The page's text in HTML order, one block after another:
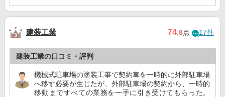
建装工業 74.8点 17件
建装工業の口コミ・評判
機械式駐車場の塗装工事で契約車を一時的に外部駐車場
へ移す必要が生じたが、外部駐車場の契約から、一時的
移動まですべての業務を一手に引き受けてもらった。